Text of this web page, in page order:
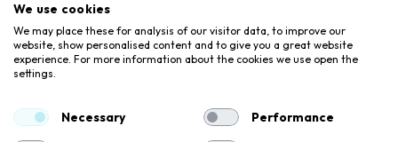
Accettiamo
Seguici sui social
We use cookies
We may place these for analysis of our visitor data, to improve our
website, show personalised content and to give you a great website
experience. For more information about the cookies we use open the
settings.
Necessary
Performance